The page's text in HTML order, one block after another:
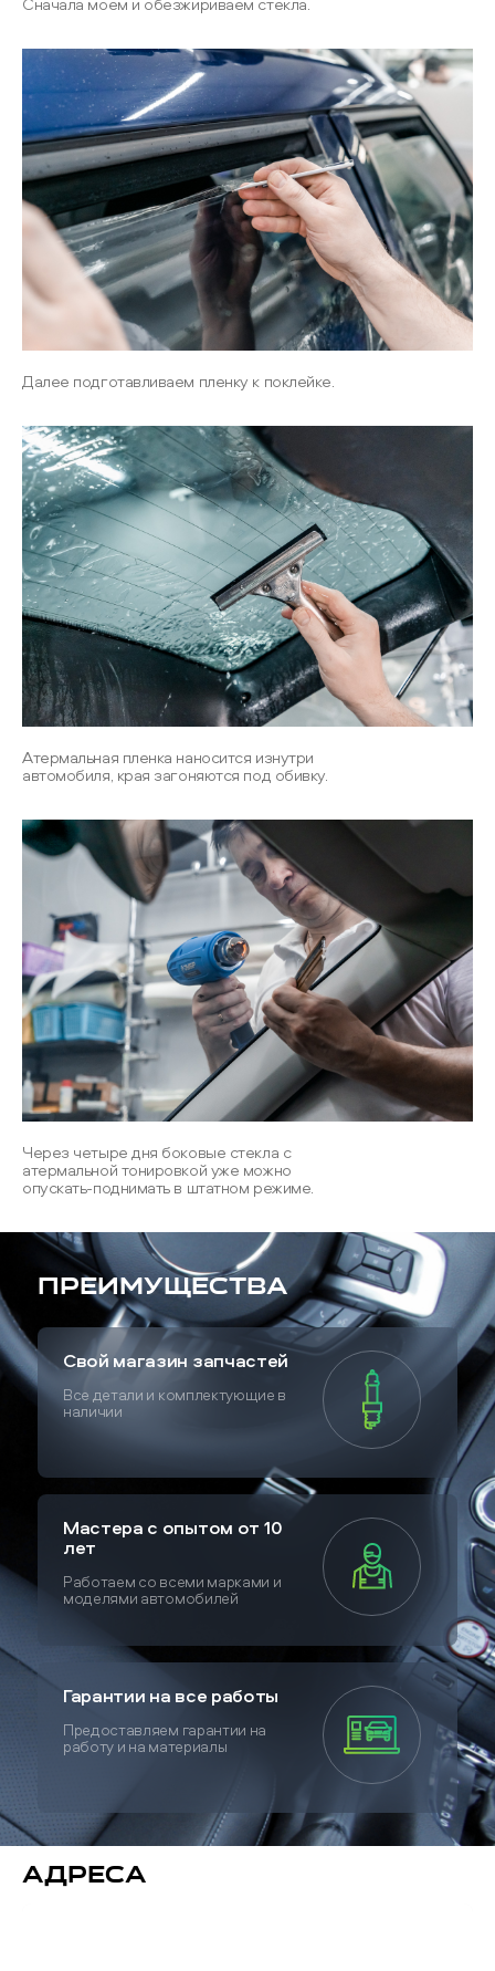
Далее подготавливаем пленку к поклейке.
Атермальная пленка наносится изнутри
автомобиля, края загоняются под обивку.
Через четыре дня боковые стекла с
атермальной тонировкой уже можно
опускать-поднимать в штатном режиме.
Преимущества
Свой магазин запчастей
Все детали и комплектующие в
наличии
Мастера с опытом от 10
лет
Работаем со всеми марками и
моделями автомобилей
Гарантии на все работы
Предоставляем гарантии на
работу и на материалы
Адреса